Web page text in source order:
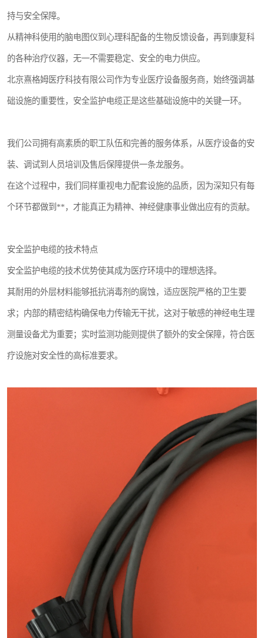
持与安全保障。
从精神科使用的脑电图仪到心理科配备的生物反馈设备，再到康复科
的各种治疗仪器，无一不需要稳定、安全的电力供应。
北京熹格姆医疗科技有限公司作为专业医疗设备服务商，始终强调基
础设施的重要性，安全监护电缆正是这些基础设施中的关键一环。
我们公司拥有高素质的职工队伍和完善的服务体系，从医疗设备的安
装、调试到人员培训及售后保障提供一条龙服务。
在这个过程中，我们同样重视电力配套设施的品质，因为深知只有每
个环节都做到**，才能真正为精神、神经健康事业做出应有的贡献。
安全监护电缆的技术特点
安全监护电缆的技术优势使其成为医疗环境中的理想选择。
其耐用的外层材料能够抵抗消毒剂的腐蚀，适应医院严格的卫生要
求；内部的精密结构确保电力传输无干扰，这对于敏感的神经电生理
测量设备尤为重要；实时监测功能则提供了额外的安全保障，符合医
疗设施对安全性的高标准要求。